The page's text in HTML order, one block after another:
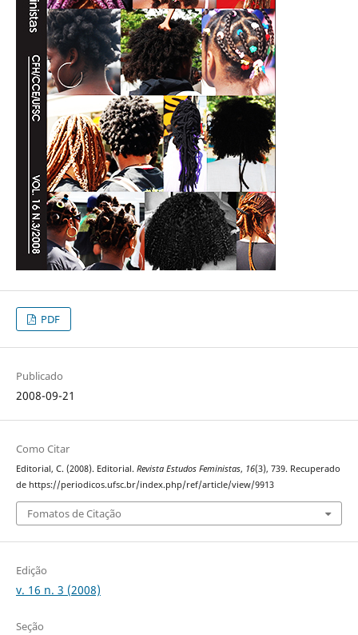
PDF
Publicado
2008-09-21
Como Citar
Editorial, C. (2008). Editorial. Revista Estudos Feministas, 16(3), 739. Recuperado
de https://periodicos.ufsc.br/index.php/ref/article/view/9913
Fomatos de Citação
Edição
v. 16 n. 3 (2008)
Seção